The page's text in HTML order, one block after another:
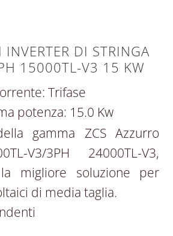
INVERTER DI STRINGA
15000TL-V3 15 KW
Trifase
potenza: 15.0 Kw
gamma ZCS Azzurro
V3/3PH 24000TL-V3,
la migliore soluzione per
di media taglia.